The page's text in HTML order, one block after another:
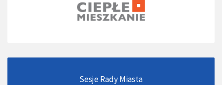
Sesje Rady Miasta